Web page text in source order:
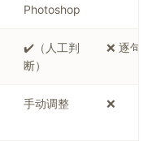
Photoshop
✔️（人工判
断）
❌ 逐句
手动调整 ❌